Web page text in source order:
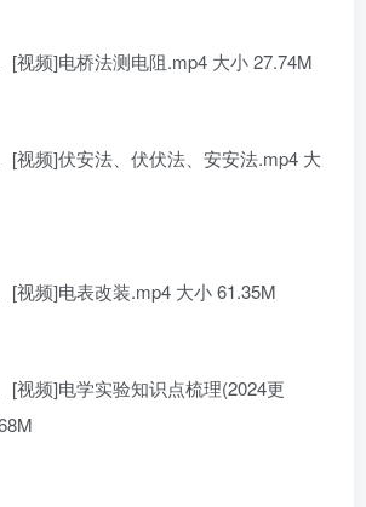
频]电桥法测电阻.mp4 大小 27.74M
频]伏安法、伏伏法、安安法.mp4 大
频]电表改装.mp4 大小 61.35M
频]电学实验知识点梳理(2024更